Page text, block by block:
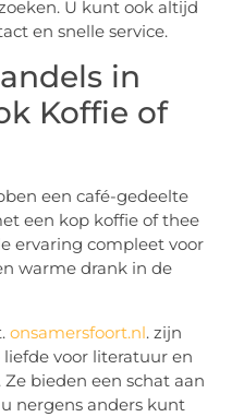
U kunt ook altijd
en snelle service.
in
Koffie of
een café-gedeelte
een kop koffie of thee
ervaring compleet voor
warme drank in de
onsamersfoort.nl. zijn
voor literatuur en
bieden een schat aan
nergens anders kunt